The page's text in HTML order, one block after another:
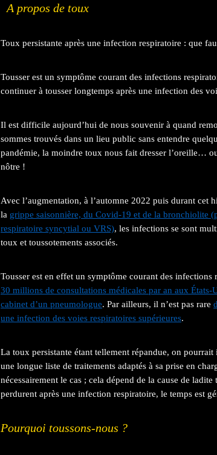
A propos de toux
Toux persistante après une infection respiratoire : que
Tousser est un symptôme courant des infections
continuer à tousser longtemps après une infection des
Il est difficile aujourd’hui de nous souvenir à quand
sommes trouvés dans un lieu public sans entendre
pandémie, la moindre toux nous fait dresser l’oreille…
nôtre !
Avec l’augmentation, à l’automne 2022 puis durant cet
la grippe saisonnière, du Covid-19 et de la bronchiolite
respiratoire syncytial ou VRS), les infections se sont
toux et toussotements associés.
Tousser est en effet un symptôme courant des infections
30 millions de consultations médicales par an aux États-
cabinet d’un pneumologue. Par ailleurs, il n’est pas rare
une infection des voies respiratoires supérieures.
La toux persistante étant tellement répandue, on
une longue liste de traitements adaptés à sa prise en
nécessairement le cas ; cela dépend de la cause de
perdurent après une infection respiratoire, le temps est
Pourquoi toussons-nous ?